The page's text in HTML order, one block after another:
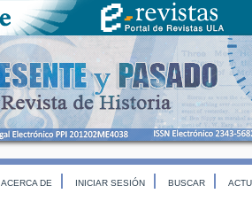
ACERCA DE INICIAR SESIÓN BUSCAR